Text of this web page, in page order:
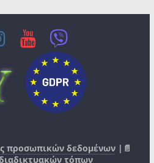
προσωπικών δεδομένων |📄
τόπων